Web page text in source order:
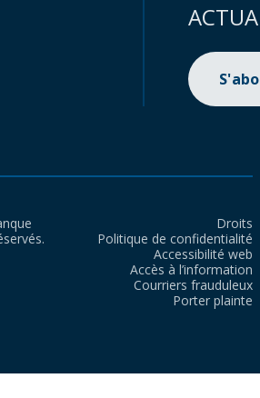
Droits
Politique de confidentialité
Accessibilité web
Accès à l’information
Courriers frauduleux
Porter plainte